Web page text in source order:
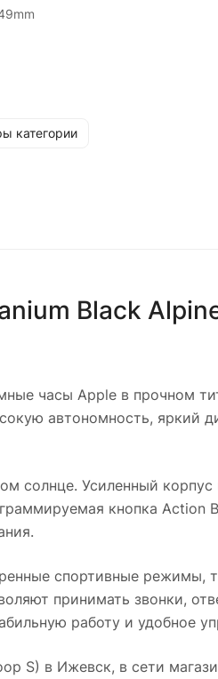
категории
Black
часы Apple в прочном
автономность, яркий
солнце. Усиленный корпус
кнопка Action
спортивные режимы,
принимать звонки,
работу и удобное
S) в Ижевск, в сети